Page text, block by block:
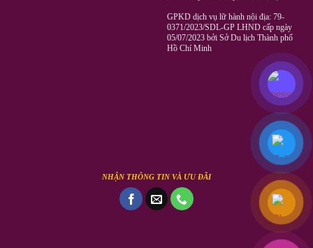
GPKD dịch vụ lữ hành nội địa: 79-
0371/2023/SDL-GP LHND cấp ngày
05/07/2023 bởi Sở Du lịch Thành phố
Hồ Chí Minh
NHẬN THÔNG TIN VÀ ƯU ĐÃI